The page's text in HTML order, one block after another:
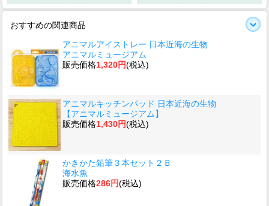
おすすめの関連商品
アニマルアイストレー 日本近海の生物
アニマルミュージアム
販売価格1,320円(税込)
アニマルキッチンパッド 日本近海の生物
【アニマルミュージアム】
販売価格1,430円(税込)
かきかた鉛筆３本セット２Ｂ
海水魚
販売価格286円(税込)